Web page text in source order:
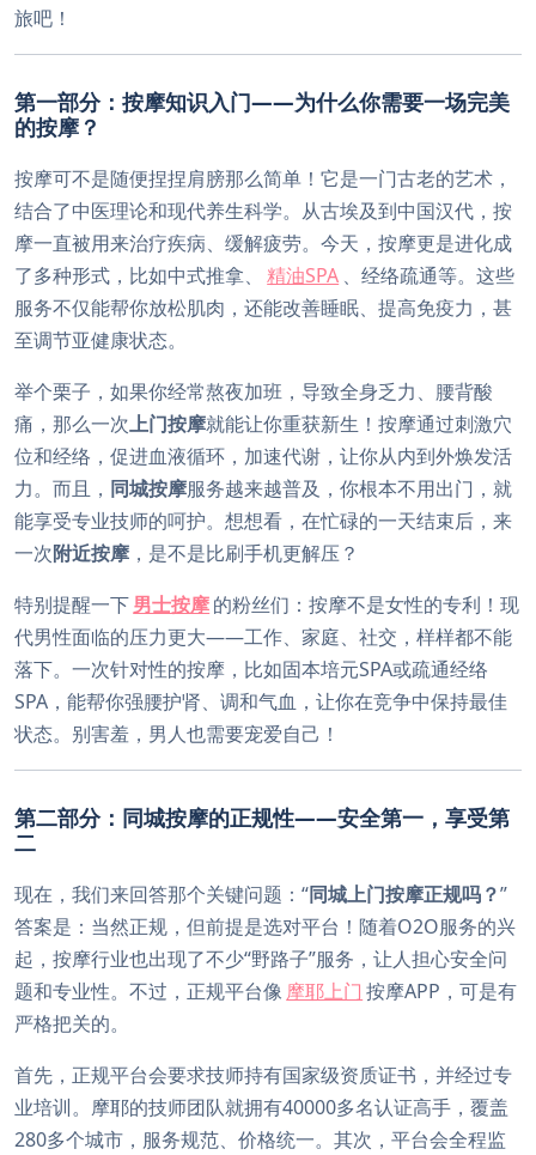
旅吧！
第一部分：按摩知识入门——为什么你需要一场完美
的按摩？
按摩可不是随便捏捏肩膀那么简单！它是一门古老的艺术，
结合了中医理论和现代养生科学。从古埃及到中国汉代，按
摩一直被用来治疗疾病、缓解疲劳。今天，按摩更是进化成
了多种形式，比如中式推拿、
精油SPA 、经络疏通等。这些
服务不仅能帮你放松肌肉，还能改善睡眠、提高免疫力，甚
至调节亚健康状态。
举个栗子，如果你经常熬夜加班，导致全身乏力、腰背酸
痛，那么一次上门按摩就能让你重获新生！按摩通过刺激穴
位和经络，促进血液循环，加速代谢，让你从内到外焕发活
力。而且， 同城按摩服务越来越普及，你根本不用出门，就
能享受专业技师的呵护。想想看，在忙碌的一天结束后，来
一次附近按摩 ，是不是比刷手机更解压？
特别提醒一下男士按摩的粉丝们：按摩不是女性的专利！现
代男性面临的压力更大——工作、家庭、社交，样样都不能
落下。一次针对性的按摩，比如固本培元SPA或疏通经络
SPA，能帮你强腰护肾、调和气血，让你在竞争中保持最佳
状态。别害羞，男人也需要宠爱自己！
第二部分：同城按摩的正规性——安全第一，享受第
二
现在，我们来回答那个关键问题：“同城上门按摩正规吗？”
答案是：当然正规，但前提是选对平台！随着O2O服务的兴
起，按摩行业也出现了不少“野路子”服务，让人担心安全问
题和专业性。不过，正规平台像 摩耶上门 按摩APP，可是有
严格把关的。
首先，正规平台会要求技师持有国家级资质证书，并经过专
业培训。摩耶的技师团队就拥有40000多名认证高手，覆盖
280多个城市，服务规范、价格统一。其次，平台会全程监